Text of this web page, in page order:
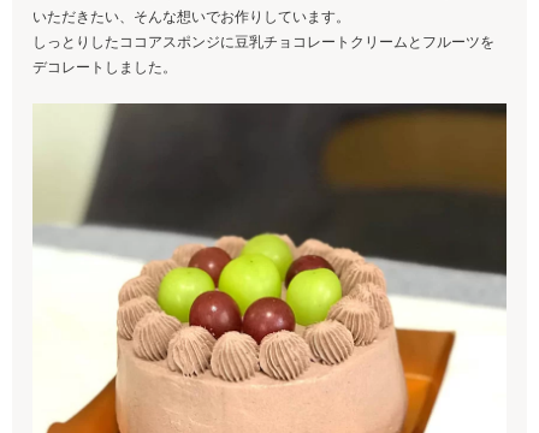
いただきたい、そんな想いでお作りしています。
しっとりしたココアスポンジに豆乳チョコレートクリームとフルーツを
デコレートしました。